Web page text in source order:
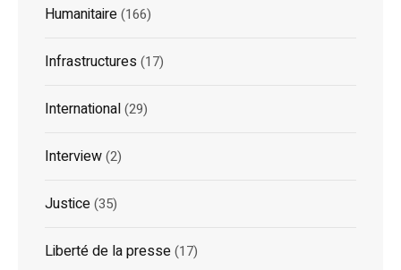
Humanitaire(166)
Infrastructures(17)
International(29)
Interview(2)
Justice(35)
Liberté de la presse(17)